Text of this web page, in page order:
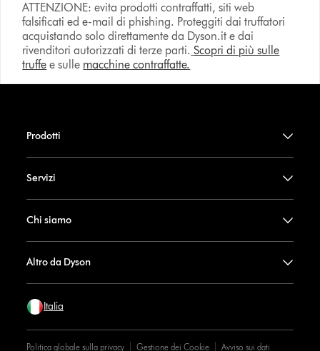
ATTENZIONE: evita prodotti contraffatti, siti web
falsificati ed e-mail di phishing. Proteggiti dai truffatori
acquistando solo direttamente da Dyson.it e dai
rivenditori autorizzati di terze parti. Scopri di più sulle
truffe e sulle macchine contraffatte.
Prodotti
Servizi
Chi siamo
Altro da Dyson
Italia
Politica globale sulla privacy Gestione dei Cookie Avviso sui dati